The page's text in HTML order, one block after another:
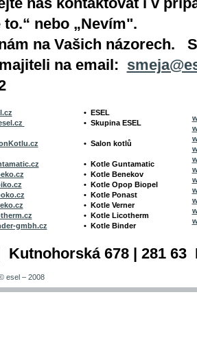
to.“ nebo „Nevím".
na Vašich názorech.
na email:
gmbh.cz
•
ESEL
• Skupina ESEL
• Salon kotlů
• Kotle Guntamatic
•
Kotle Benekov
•
Kotle Opop Biopel
•
Kotle Ponast
•
Kotle Verner
•
Kotle Licotherm
•
Kotle Binder
Kutnohorská 678 | 281
esel – 2008